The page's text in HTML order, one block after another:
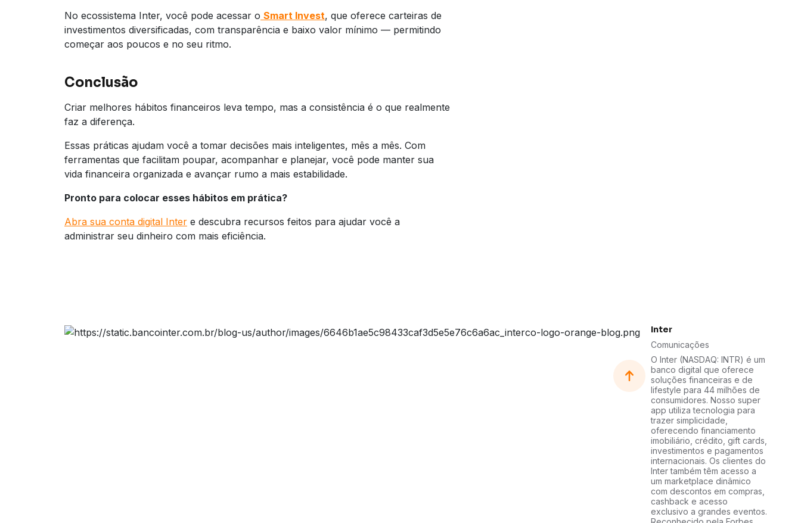
No ecossistema Inter, você pode acessar o Smart Invest, que oferece carteiras de
investimentos diversificadas, com transparência e baixo valor mínimo — permitindo
começar aos poucos e no seu ritmo.
Conclusão
Criar melhores hábitos financeiros leva tempo, mas a consistência é o que realmente
faz a diferença.
Essas práticas ajudam você a tomar decisões mais inteligentes, mês a mês. Com
ferramentas que facilitam poupar, acompanhar e planejar, você pode manter sua
vida financeira organizada e avançar rumo a mais estabilidade.
Pronto para colocar esses hábitos em prática?
Abra sua conta digital Inter e descubra recursos feitos para ajudar você a
administrar seu dinheiro com mais eficiência.
Inter
Comunicações
O Inter (NASDAQ: INTR) é um
banco digital que oferece
soluções financeiras e de
lifestyle para 44 milhões de
consumidores. Nosso super
app utiliza tecnologia para
trazer simplicidade,
oferecendo financiamento
imobiliário, crédito, gift cards,
investimentos e pagamentos
internacionais. Os clientes do
Inter também têm acesso a
um marketplace dinâmico
com descontos em compras,
cashback e acesso
exclusivo a grandes eventos.